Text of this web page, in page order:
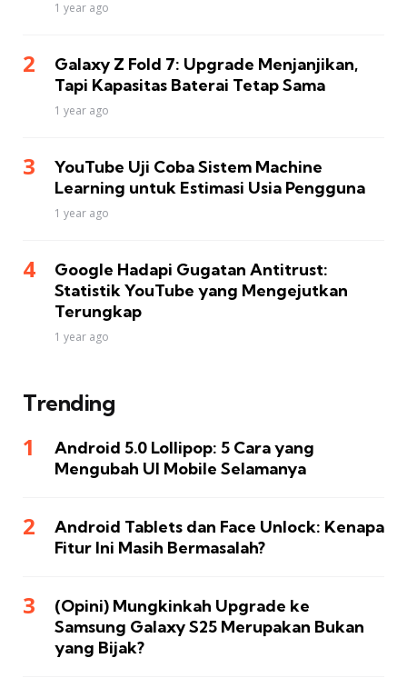
1 year ago
Galaxy Z Fold 7: Upgrade Menjanjikan,
Tapi Kapasitas Baterai Tetap Sama
1 year ago
YouTube Uji Coba Sistem Machine
Learning untuk Estimasi Usia Pengguna
1 year ago
Google Hadapi Gugatan Antitrust:
Statistik YouTube yang Mengejutkan
Terungkap
1 year ago
Trending
Android 5.0 Lollipop: 5 Cara yang
Mengubah UI Mobile Selamanya
Android Tablets dan Face Unlock: Kenapa
Fitur Ini Masih Bermasalah?
(Opini) Mungkinkah Upgrade ke
Samsung Galaxy S25 Merupakan Bukan
yang Bijak?